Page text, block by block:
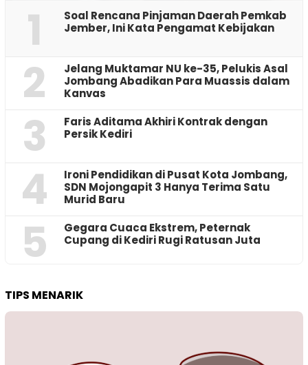
1
‎Soal Rencana Pinjaman Daerah Pemkab
Jember, Ini Kata Pengamat Kebijakan ‎
2
Jelang Muktamar NU ke-35, Pelukis Asal
Jombang Abadikan Para Muassis dalam
Kanvas
3
Faris Aditama Akhiri Kontrak dengan
Persik Kediri
4
Ironi Pendidikan di Pusat Kota Jombang,
SDN Mojongapit 3 Hanya Terima Satu
Murid Baru
5
‎Gegara Cuaca Ekstrem, Peternak
Cupang di Kediri Rugi Ratusan Juta
TIPS MENARIK